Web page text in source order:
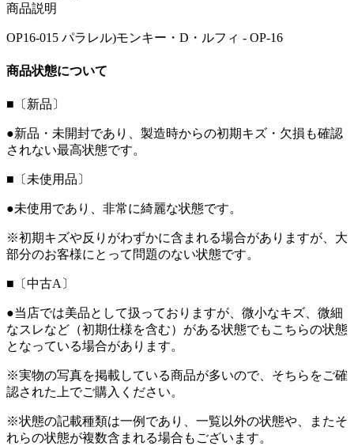
商品説明
OP16-015 パラレル)モンキー・D・ルフィ - OP-16
商品状態について
■〔新品〕
●新品・未開封であり、製造時からの初期キズ・欠損も確認
されない最高状態です。
■〔未使用品〕
●未使用であり、非常に綺麗な状態です。
※初期キズや反りがわずかに含まれる場合がありますが、大
部分のお客様にとって問題のない状態です。
■〔中古A〕
●当店では美品として扱っておりますが、微小なキズ、微細
なスレなど（初期仕様を含む）がある状態でもこちらの状態
となっている場合があります。
※実物の写真を掲載している商品が多いので、そちらをご確
認された上でご購入ください。
※状態の記載種類は一例であり、一覧以外の状態や、またそ
れらの状態が複数含まれる場合もございます。